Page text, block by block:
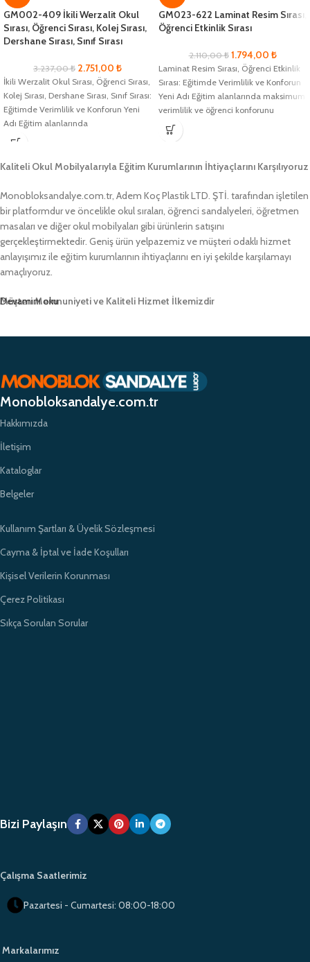
GM002-409 İkili Werzalit Okul
Sırası, Öğrenci Sırası, Kolej Sırası,
Dershane Sırası, Sınıf Sırası
3.237,00₺ 2.751,00 ₺
İkili Werzalit Okul Sırası, Öğrenci Sırası,
Kolej Sırası, Dershane Sırası, Sınıf Sırası:
Eğitimde Verimlilik ve Konforun Yeni
Adı Eğitim alanlarında
GM023-622 Laminat Resim Sırası,
Öğrenci Etkinlik Sırası
2.110,00₺ 1.794,00 ₺
Laminat Resim Sırası, Öğrenci Etkinlik
Sırası: Eğitimde Verimlilik ve Konforun
Yeni Adı Eğitim alanlarında maksimum
verimlilik ve öğrenci konforunu
sağlamak
Kaliteli Okul Mobilyalarıyla Eğitim Kurumlarının İhtiyaçlarını Karşılıyoruz
Monobloksandalye.com.tr, Adem Koç Plastik LTD. ŞTİ. tarafından işletilen
bir platformdur ve öncelikle okul sıraları, öğrenci sandalyeleri, öğretmen
masaları ve diğer okul mobilyaları gibi ürünlerin satışını
gerçekleştirmektedir. Geniş ürün yelpazemiz ve müşteri odaklı hizmet
anlayışımız ile eğitim kurumlarının ihtiyaçlarını en iyi şekilde karşılamayı
amaçlıyoruz.
Müşteri Memnuniyeti ve Kaliteli Hizmet İlkemizdir
zamanında teslimat garantimizle eğitim kurumlarının ihtiyaçlarına hızlı ve
etkili çözümler sunarak sektörde öncü bir konumda yer almayı
amaçlıyoruz.
Devamını oku
Monobloksandalye.com.tr
Hakkımızda
İletişim
Kataloglar
Belgeler
Kullanım Şartları & Üyelik Sözleşmesi
Cayma & İptal ve İade Koşulları
Kişisel Verilerin Korunması
Çerez Politikası
Sıkça Sorulan Sorular
Bizi Paylaşın
Çalışma Saatlerimiz
Pazartesi - Cumartesi: 08:00-18:00
Markalarımız